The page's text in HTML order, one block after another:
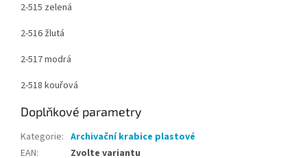
2-515 zelená
2-516 žlutá
2-517 modrá
2-518 kouřová
Doplňkové parametry
Kategorie: Archivační krabice plastové
EAN: Zvolte variantu